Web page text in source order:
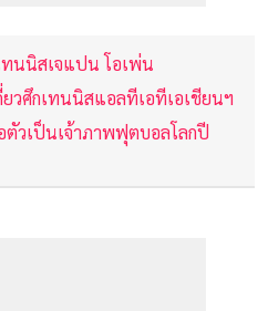
ทนนิสเจแปน โอเพ่น
วศึกเทนนิสแอลทีเอทีเอเชียนฯ
วเป็นเจ้าภาพฟุตบอลโลกปี